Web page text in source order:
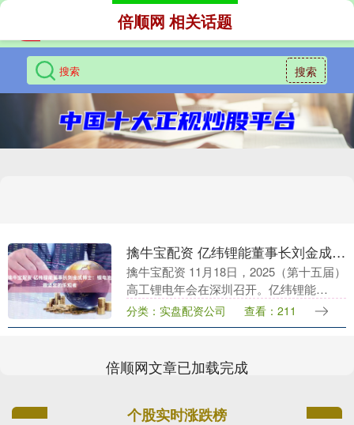
搜索
倍顺网 相关话题
擒牛宝配资 亿纬锂能董事长刘金成博士：锂电池最坚定的乐观者
擒牛宝配资 11月18日，2025（第十五届）
高工锂电年会在深圳召开。亿纬锂能
（300014）董事长刘金成博士受邀出席开
幕式，并发表《坚持长期主义，欢喜迎接
分类：实盘配资公司 查看：211
倍顺网文章已加载完成
个股实时涨跌榜